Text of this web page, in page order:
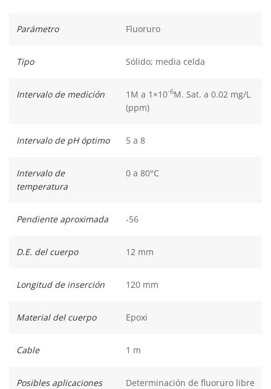
Parámetro Fluoruro
Tipo Sólido; media celda
Intervalo de medición 1M a 1×10-6M. Sat. a 0.02 mg/L
(ppm)
Intervalo de pH óptimo 5 a 8
Intervalo de
temperatura
0 a 80°C
Pendiente aproximada -56
D.E. del cuerpo 12 mm
Longitud de inserción 120 mm
Material del cuerpo Epoxi
Cable 1 m
Posibles aplicaciones
Determinación de fluoruro libre